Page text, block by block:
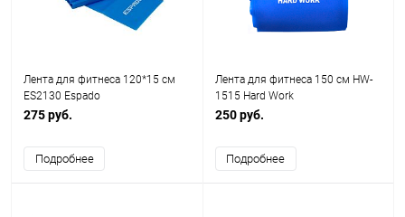
Лента для фитнеса 120*15 см
ES2130 Espado
275 руб.
Подробнее
Лента для фитнеса 150 см HW-
1515 Hard Work
250 руб.
Подробнее